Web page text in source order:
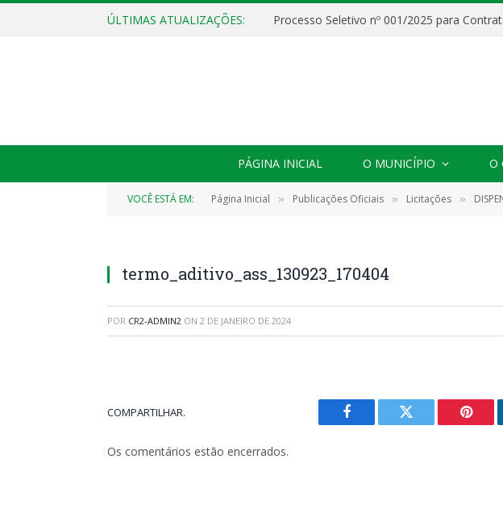
ÚLTIMAS ATUALIZAÇÕES:
PÁGINA INICIAL O MUNICÍPIO O
VOCÊ ESTÁ EM: Página Inicial » Publicações Oficiais » Licitações » DISPENSA
termo_aditivo_ass_130923_170404
POR CR2-ADMIN2 ON 2 DE JANEIRO DE 2024
COMPARTILHAR.
Facebook Twitter
Os comentários estão encerrados.